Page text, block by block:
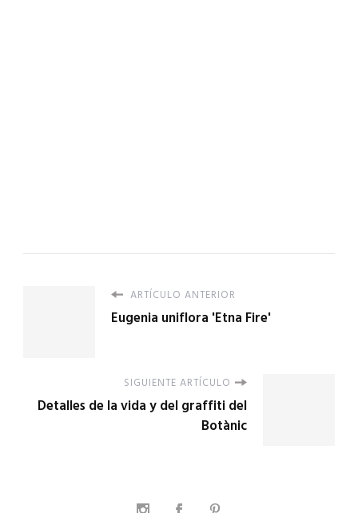
ARTÍCULO ANTERIOR
Eugenia uniflora 'Etna Fire'
SIGUIENTE ARTÍCULO
Detalles de la vida y del graffiti del
Botànic